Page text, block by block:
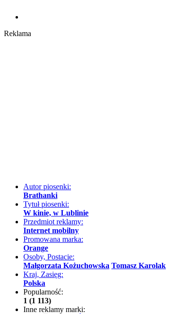
Reklama
Autor piosenki:
Brathanki
Tytuł piosenki:
W kinie, w Lublinie
Przedmiot reklamy:
Internet mobilny
Promowana marka:
Orange
Osoby, Postacie:
Małgorzata Kożuchowska Tomasz Karolak
Kraj, Zasięg:
Polska
Popularność:
1 (1 113)
Inne reklamy marki: